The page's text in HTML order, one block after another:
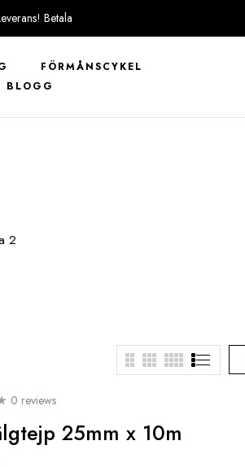
Betala
FÖRMÅNSCYKEL
BLOGG
2
0 reviews
25mm x 10m